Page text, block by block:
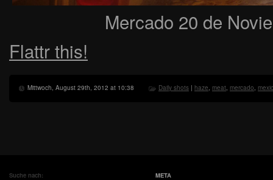
Mercado 20 de
Flattr this!
Mittwoch, August 29th, 2012 at 10:38 Daily shots | haze, meat, mercado,
Suche nach:
META